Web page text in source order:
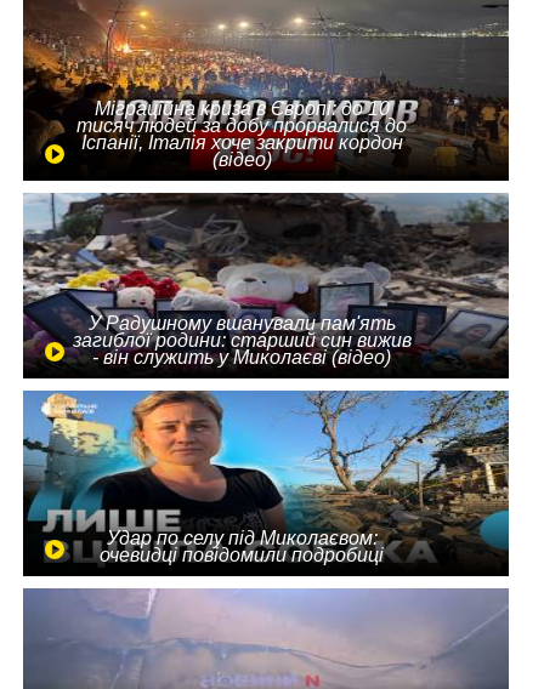
Міграційна криза в Європі: до 10
тисяч людей за добу прорвалися до
Іспанії, Італія хоче закрити кордон
(відео)
У Радушному вшанували пам'ять
загиблої родини: старший син вижив
- він служить у Миколаєві (відео)
Удар по селу під Миколаєвом:
очевидці повідомили подробиці